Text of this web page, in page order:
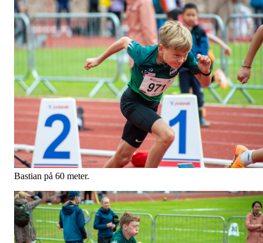
Bastian på 60 meter.